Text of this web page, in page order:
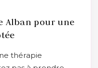
Alban pour une
thérapie